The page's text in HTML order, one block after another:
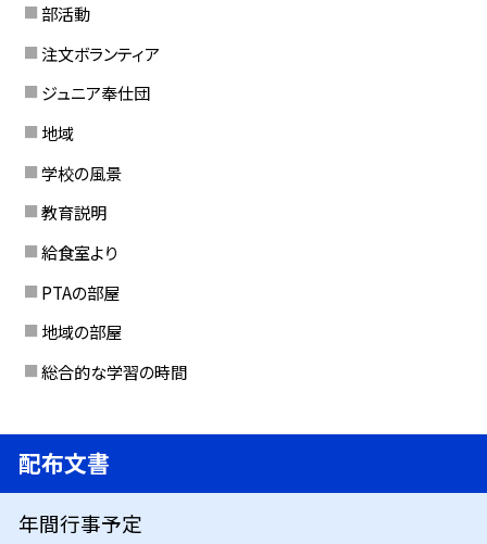
部活動
注文ボランティア
ジュニア奉仕団
地域
学校の風景
教育説明
給食室より
PTAの部屋
地域の部屋
総合的な学習の時間
配布文書
年間行事予定